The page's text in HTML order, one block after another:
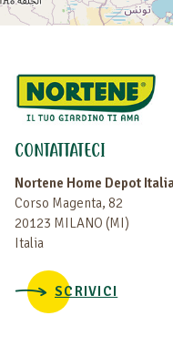
CONTATTATECI
Nortene Home Depot
Corso Magenta, 82
20123 MILANO (MI)
Italia
SCRIVICI